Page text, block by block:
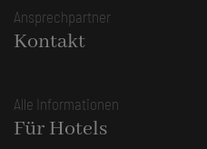
Ansprechpartner
Kontakt
Alle Informationen
Für Hotels